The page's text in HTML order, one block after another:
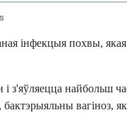
інфекцыя похвы,
і з'яўляецца
вагіноз,